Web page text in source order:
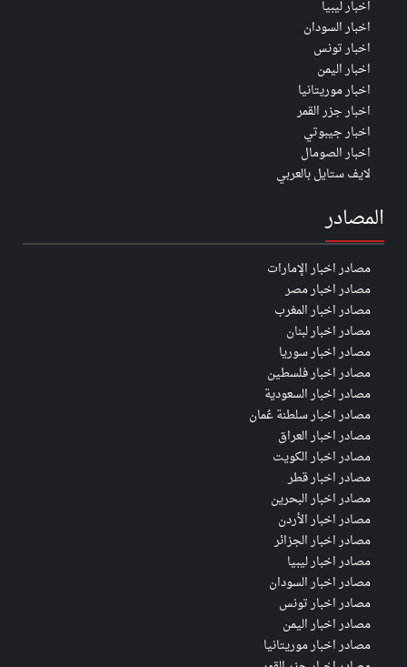
اخبار ليبيا
اخبار السودان
اخبار تونس
اخبار اليمن
اخبار موريتانيا
اخبار جزر القمر
اخبار جيبوتي
اخبار الصومال
لايف ستايل بالعربي
المصادر
مصادر اخبار الإمارات
مصادر اخبار مصر
مصادر اخبار المغرب
مصادر اخبار لبنان
مصادر اخبار سوريا
مصادر اخبار فلسطين
مصادر اخبار السعودية
مصادر اخبار سلطنة عُمان
مصادر اخبار العراق
مصادر اخبار الكويت
مصادر اخبار قطر
مصادر اخبار البحرين
مصادر اخبار الأردن
مصادر اخبار الجزائر
مصادر اخبار ليبيا
مصادر اخبار السودان
مصادر اخبار تونس
مصادر اخبار اليمن
مصادر اخبار موريتانيا